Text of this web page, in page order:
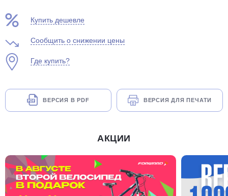
Купить дешевле
Сообщить о снижении цены
Где купить?
ВЕРСИЯ В PDF ВЕРСИЯ ДЛЯ ПЕЧАТИ
АКЦИИ